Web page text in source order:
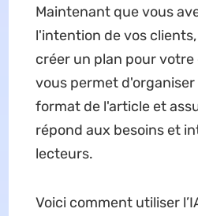
Maintenant que vous
l'intention de vos
créer un plan pour
vous permet d'organiser
format de l'article et
répond aux besoins et
lecteurs.
Voici comment utiliser